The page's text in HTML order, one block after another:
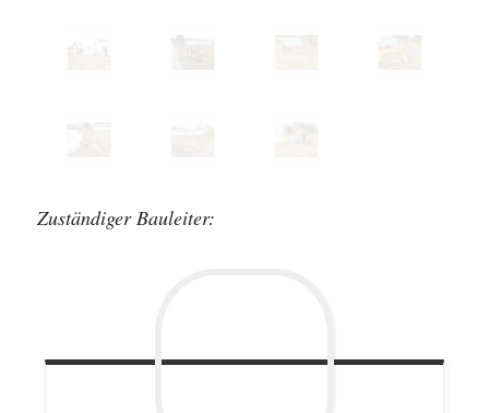
Zuständiger Bauleiter: